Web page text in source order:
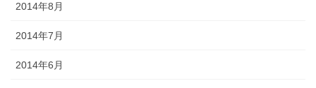
2014年8月
2014年7月
2014年6月